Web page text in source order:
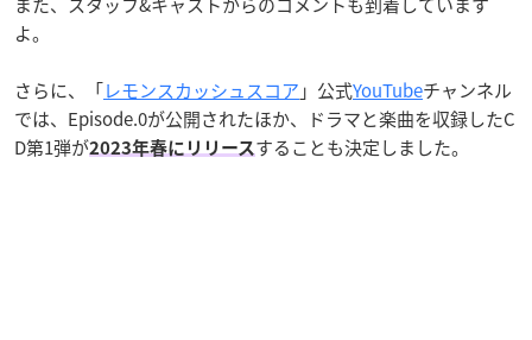
よ。
さらに、「レモンスカッシュスコア 」公式YouTubeチャンネル
では、Episode.0が公開されたほか、ドラマと楽曲を収録したC
D第1弾が2023年春にリリース することも決定しました。